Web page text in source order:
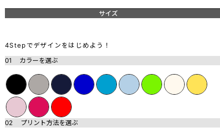
サイズ
4Stepでデザインをはじめよう！
01
カラーを選ぶ
02 プリント方法を選ぶ